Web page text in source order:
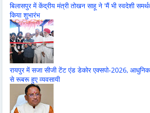
बिलासपुर में केंद्रीय मंत्री तोखन साहू ने 'मैं भी स्वदेशी
किया शुभारंभ
रायपुर में सजा सीजी टेंट एंड डेकोर एक्सपो-2026,
से रूबरू हुए व्यवसायी